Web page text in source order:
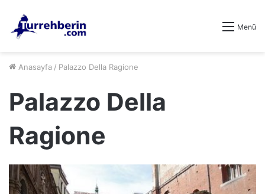
Menü
Anasayfa / Palazzo Della Ragione
Palazzo Della
Ragione